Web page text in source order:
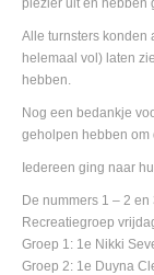
plezier uit en hebben
Alle turnsters konden
helemaal vol) laten
hebben.
Nog een bedankje
geholpen hebben om
Iedereen ging naar
De nummers 1 – 2 en
Recreatiegroep
Groep 1: 1e Nikki
Groep 2: 1e Duyna